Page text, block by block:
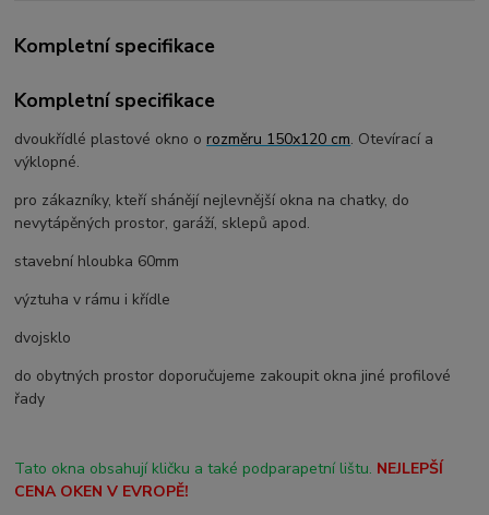
Kompletní specifikace
Kompletní specifikace
dvoukřídlé plastové okno o rozměru 150x120 cm. Otevírací a
výklopné.
pro zákazníky, kteří shánějí nejlevnější okna na chatky, do
nevytápěných prostor, garáží, sklepů apod.
stavební hloubka 60mm
výztuha v rámu i křídle
dvojsklo
do obytných prostor doporučujeme zakoupit okna jiné profilové
řady
Tato okna obsahují kličku a také podparapetní lištu. NEJLEPŠÍ
CENA OKEN V EVROPĚ!